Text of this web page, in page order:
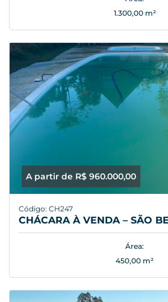
1.300,00 m²
A partir de R$ 960.000,00
Código: CH247
CHÁCARA À VENDA – SÃO
Área:
450,00 m²